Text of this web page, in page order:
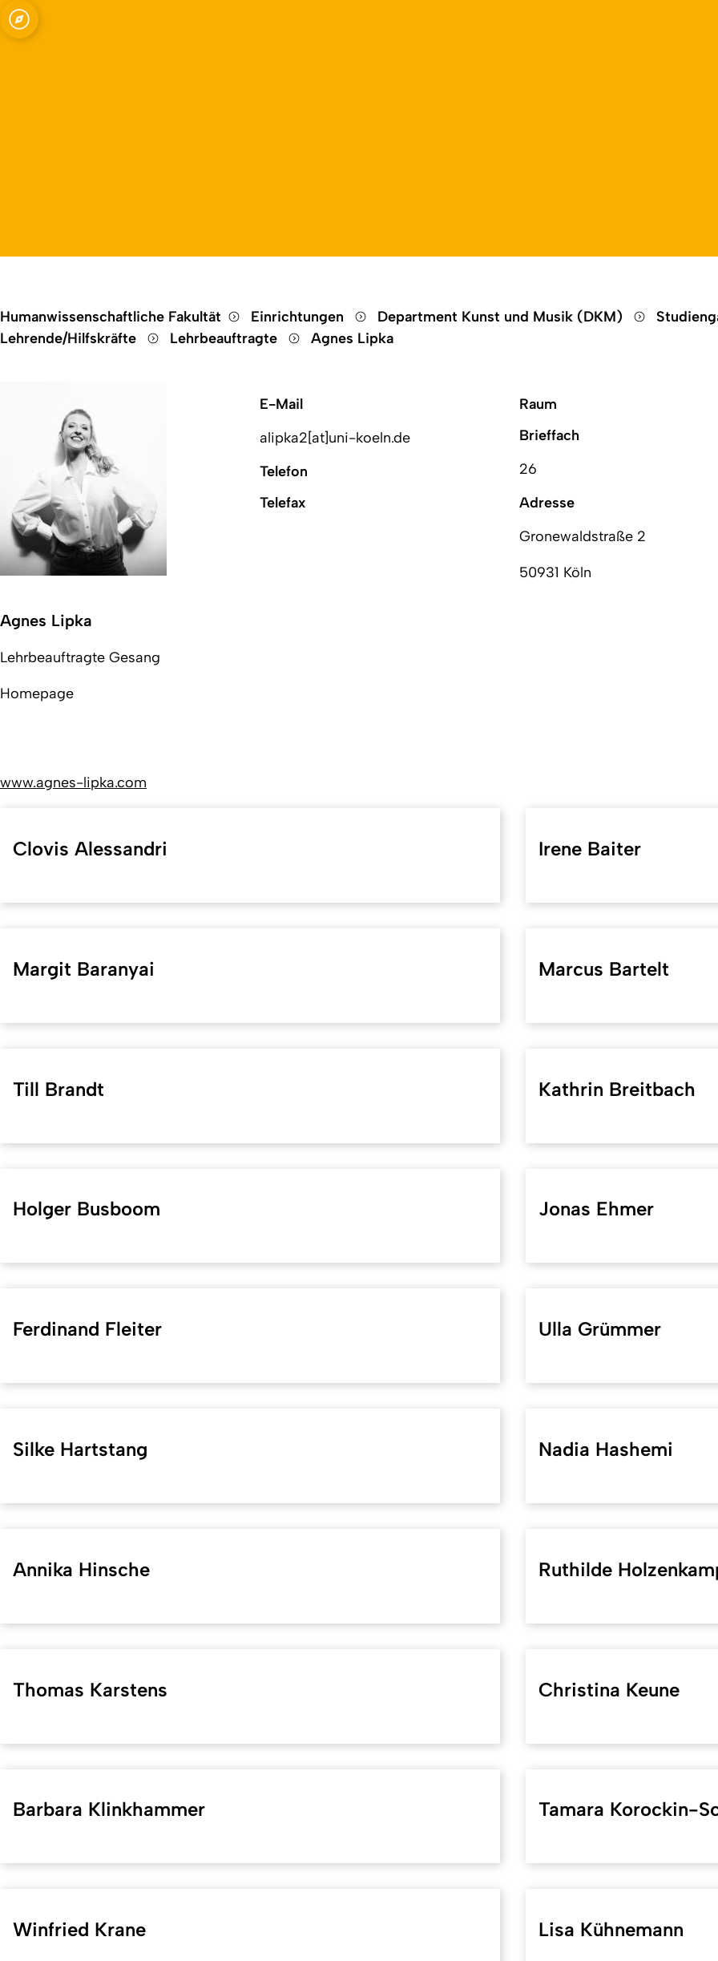
Open quicklink menu
Humanwissenschaftliche Fakultät Einrichtungen Department Kunst und Musik (DKM)
Lehrende/Hilfskräfte
Lehrbeauftragte Agnes Lipka
Agnes Lipka
Lehrbeauftragte Gesang
Homepage
E-Mail
alipka2[at]uni-koeln.de
Telefon
Telefax
Raum
Brieffach
26
Adresse
Gronewaldstraße 2
50931 Köln
www.agnes-lipka.com
Clovis Alessandri Irene Baiter
Margit Baranyai Marcus Bartelt
Till Brandt Kathrin Breitbach
Holger Busboom Jonas Ehmer
Ferdinand Fleiter Ulla Grümmer
Silke Hartstang Nadia Hashemi
Annika Hinsche Ruthilde
Thomas Karstens Christina Keune
Barbara Klinkhammer Tamara Korockin-
Winfried Krane Lisa Kühnemann